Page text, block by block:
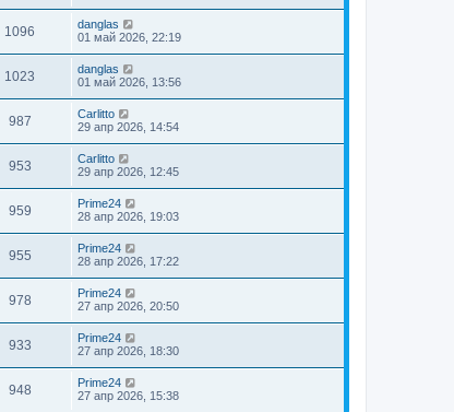
1096
danglas
01 май 2026, 22:19
1023
danglas
01 май 2026, 13:56
987
Carlitto
29 апр 2026, 14:54
953
Carlitto
29 апр 2026, 12:45
959
Prime24
28 апр 2026, 19:03
955
Prime24
28 апр 2026, 17:22
978
Prime24
27 апр 2026, 20:50
933
Prime24
27 апр 2026, 18:30
948
Prime24
27 апр 2026, 15:38